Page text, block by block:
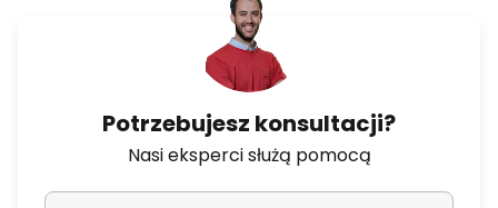
Potrzebujesz konsultacji?
Nasi eksperci służą pomocą